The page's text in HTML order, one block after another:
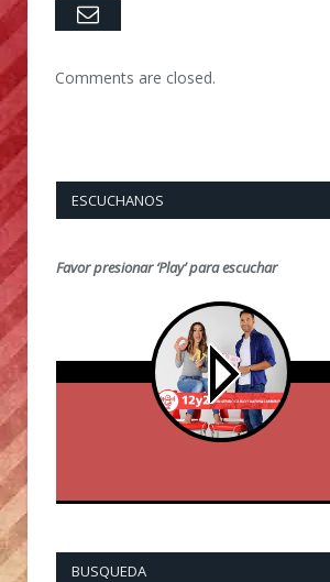
Email
Comments are closed.
ESCUCHANOS
Favor presionar ‘Play’ para escuchar
BUSQUEDA